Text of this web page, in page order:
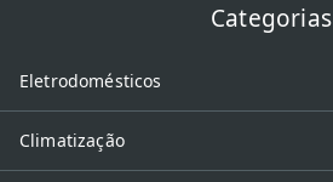
Categorias
Eletrodomésticos
Climatização